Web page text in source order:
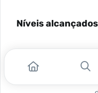
Níveis alcançados
peça para o